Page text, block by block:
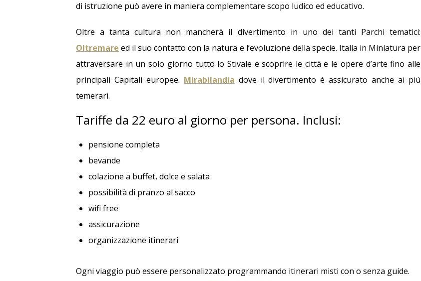
di istruzione può avere in maniera complementare scopo ludico ed educativo.
Oltre a tanta cultura non mancherà il divertimento in uno dei tanti Parchi tematici:
Oltremare ed il suo contatto con la natura e l’evoluzione della specie. Italia in Miniatura per
attraversare in un solo giorno tutto lo Stivale e scoprire le città e le opere d’arte fino alle
principali Capitali europee. Mirabilandia dove il divertimento è assicurato anche ai più
temerari.
Tariffe da 22 euro al giorno per persona. Inclusi:
pensione completa
bevande
colazione a buffet, dolce e salata
possibilità di pranzo al sacco
wifi free
assicurazione
organizzazione itinerari
Ogni viaggio può essere personalizzato programmando itinerari misti con o senza guide.